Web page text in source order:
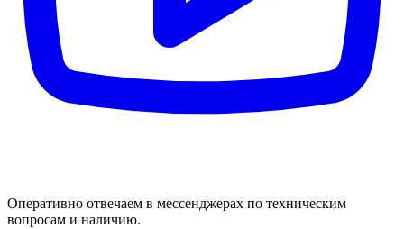
Оперативно отвечаем в мессенджерах по техническим
вопросам и наличию.